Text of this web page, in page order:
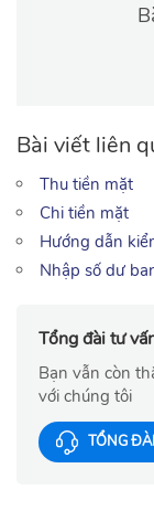
Bài viết liên
Thu tiền mặt
Chi tiền mặt
Hướng dẫn
Nhập số dư
Tổng đài tư
Bạn vẫn còn
với chúng tôi
TỔNG